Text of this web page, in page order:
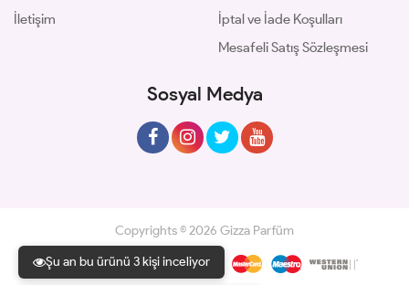
Şu an bu ürünü 3 kişi inceliyor
İletişim
İptal ve İade Koşulları
Mesafeli Satış Sözleşmesi
Sosyal Medya
Copyrights © 2026 Gizza Parfüm